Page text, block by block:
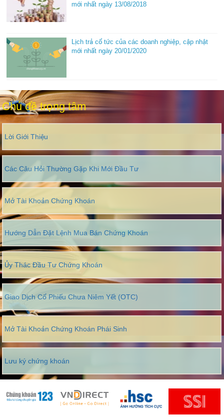
mới nhất ngày 13/08/2018
Lịch trả cổ tức của các doanh nghiệp, cập nhật
mới nhất ngày 20/01/2020
Chủ đề trọng tâm
Lời Giới Thiệu
Các Câu Hỏi Thường Gặp Khi Mới Đầu Tư
Mở Tài Khoản Chứng Khoán
Hướng Dẫn Đặt Lệnh Mua Bán Chứng Khoán
Ủy Thác Đầu Tư Chứng Khoán
Giao Dịch Cổ Phiếu Chưa Niêm Yết (OTC)
Mở Tài Khoản Chứng Khoán Phái Sinh
Lưu ký chứng khoán